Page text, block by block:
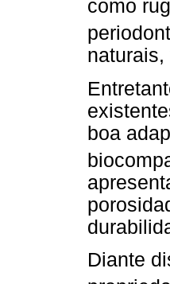
como
boa
Diante